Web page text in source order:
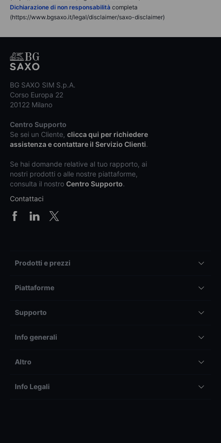
Dichiarazione di non responsabilità completa
(https://www.bgsaxo.it/legal/disclaimer/saxo-disclaimer)
BG SAXO SIM S.p.A.
Corso Europa 22
20122 Milano
Centro Supporto
Se sei un Cliente, clicca qui per richiedere
assistenza e contattare il Servizio Clienti.
Se hai domande relative al tuo rapporto, ai
nostri prodotti o alle nostre piattaforme,
consulta il nostro Centro Supporto.
Contattaci
Prodotti e prezzi
Piattaforme
Supporto
Info generali
Altro
Info Legali